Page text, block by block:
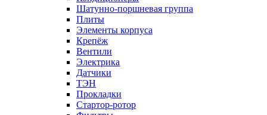
Шатунно-поршневая группа
Плиты
Элементы корпуса
Крепёж
Вентили
Электрика
Датчики
ТЭН
Прокладки
Стартор-ротор